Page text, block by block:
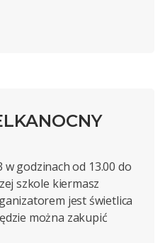
godzinach od 13.00 do
szkole kiermasz
jest świetlica
można zakupić